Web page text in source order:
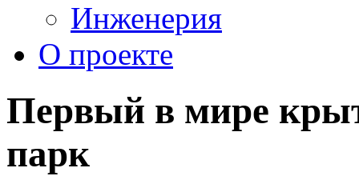
Инженерия
О проекте
Первый в мире
парк